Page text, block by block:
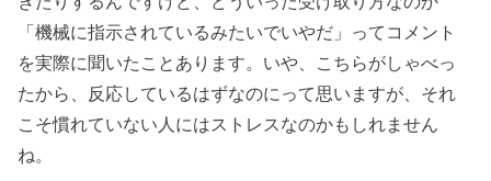
「機械に指示されているみたいでいやだ」ってコメント
を実際に聞いたことあります。いや、こちらがしゃべっ
たから、反応しているはずなのにって思いますが、それ
こそ慣れていない人にはストレスなのかもしれません
ね。